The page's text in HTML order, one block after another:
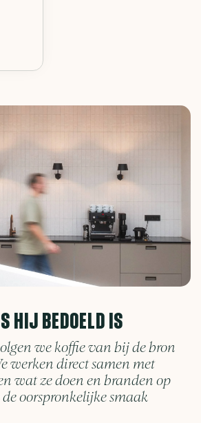
HIJ BEDOELD IS
we koffie van bij de bron
werken direct samen met
wat ze doen en branden op
oorspronkelijke smaak